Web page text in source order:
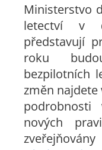
Ministerstvo
letectví v
představují
roku
bezpilotních
změn najdete
nových